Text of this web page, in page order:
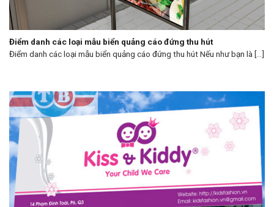
Điểm danh các loại mẫu biển quảng cáo đứng thu hút
Điểm danh các loại mẫu biển quảng cáo đứng thu hút Nếu như bạn là [...]